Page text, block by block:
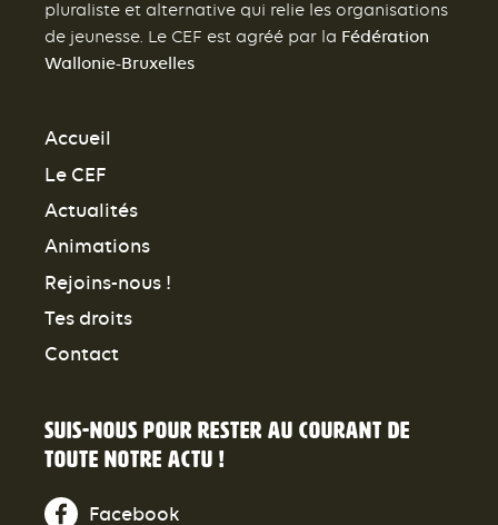
pluraliste et alternative qui relie les organisations
de jeunesse. Le CEF est agréé par la Fédération
Wallonie-Bruxelles
Accueil
Le CEF
Actualités
Animations
Rejoins-nous !
Tes droits
Contact
Suis-nous pour rester au courant de
toute notre actu !
Facebook